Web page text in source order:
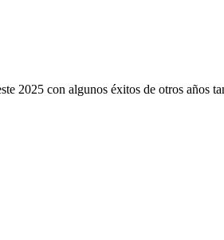
2025 con algunos éxitos de otros años